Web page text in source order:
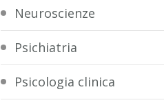
Neuroscienze
Psichiatria
Psicologia clinica